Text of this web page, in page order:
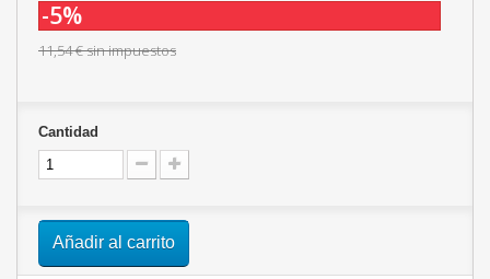
-5%
11,54 €sin impuestos
Cantidad
Añadir al carrito